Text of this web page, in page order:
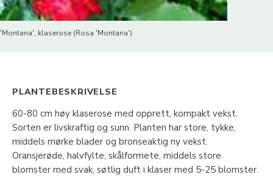
'Montana', klaserose (Rosa 'Montana')
PLANTEBESKRIVELSE
60-80 cm høy klaserose med opprett, kompakt vekst.
Sorten er livskraftig og sunn. Planten har store, tykke,
middels mørke blader og bronseaktig ny vekst.
Oransjerøde, halvfylte, skålformete, middels store
blomster med svak, søtlig duft i klaser med 5-25 blomster.